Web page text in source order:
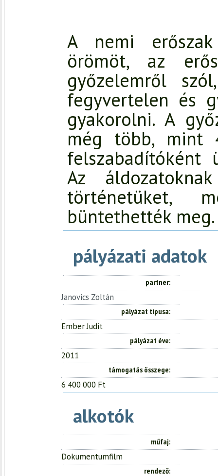
A nemi
örömöt, az
győzelemről
fegyvertelen és
gyakorolni. A
még több,
felszabadítóként
Az
történetüket,
büntethették meg.
pályázati adatok
partner
Janovics Zoltán
pályázat típusa
Ember Judit
pályázat éve
2011
támogatás összege
6 400 000 Ft
alkotók
műfaj
Dokumentumfilm
rendező